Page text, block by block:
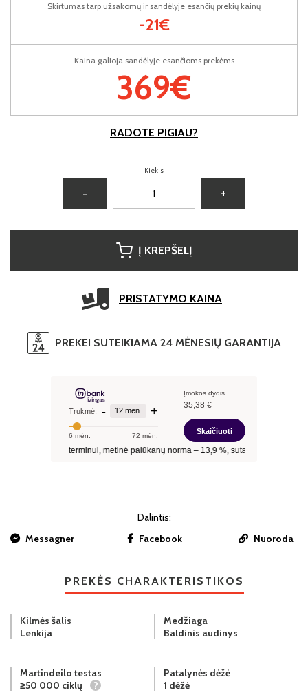
Kaina galioja sandėlyje esančioms prekėms
369€
Skirtumas tarp užsakomų ir sandėlyje esančių prekių kainų
-21€
RADOTE PIGIAU?
Kiekis:
− +
Į KREPŠELĮ
PRISTATYMO KAINA
PREKEI SUTEIKIAMA 24 MĖNESIŲ GARANTIJA
Dalintis:
Messagner
Facebook Nuoroda
PREKĖS CHARAKTERISTIKOS
Kilmės šalis
Lenkija
Medžiaga
Baldinis audinys
Martindeilo testas
≥50 000 ciklų
?
Patalynės dėžė
1 dėžė